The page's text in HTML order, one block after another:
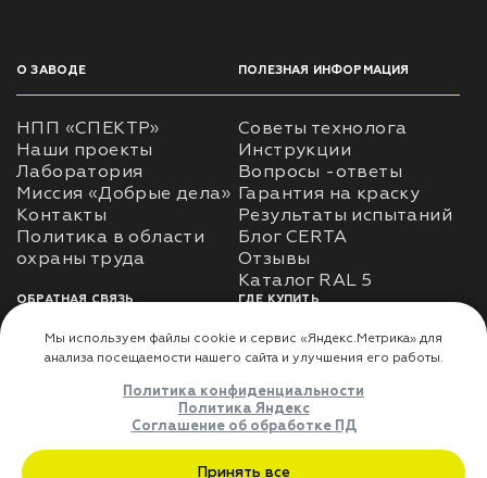
О ЗАВОДЕ
НПП «СПЕКТР»
Наши проекты
Лаборатория
Миссия «Добрые дела»
Контакты
Политика в области
ПОЛЕЗНАЯ ИНФОРМАЦИЯ
Советы технолога
Инструкции
Вопросы -ответы
Гарантия на краску
Результаты испытаний
Блог CERTA
Отзывы
Каталог RAL 5
ОБРАТНАЯ СВЯЗЬ
Использование
использования личных
Оферта
ГДЕ КУПИТЬ
Доставка
Где купить